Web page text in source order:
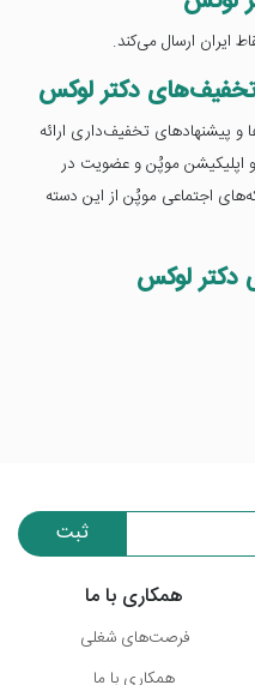
ایران ارسال می‌کند.
دکتر لوکس
پیشنهادهای تخفیف‌داری ارائه
و اپلیکیشن موپُن و عضویت در
اجتماعی موپُن از این دسته
دکتر لوکس
ثبت
همکاری با ما
فرصت‌های شغلی
همکاری با ما